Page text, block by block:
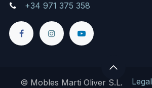
+34 971 375 358
© Mobles Marti Oliver S.L. Legal